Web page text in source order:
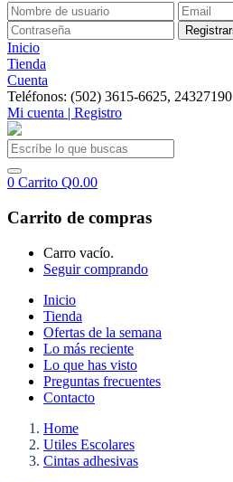
Inicio
Tienda
Cuenta
Teléfonos: (502) 3615-6625, 24327190
Mi cuenta | Registro
0 Carrito Q0.00
Carrito de compras
Carro vacío.
Seguir comprando
Inicio
Tienda
Ofertas de la semana
Lo más reciente
Lo que has visto
Preguntas frecuentes
Contacto
Home
Utiles Escolares
Cintas adhesivas